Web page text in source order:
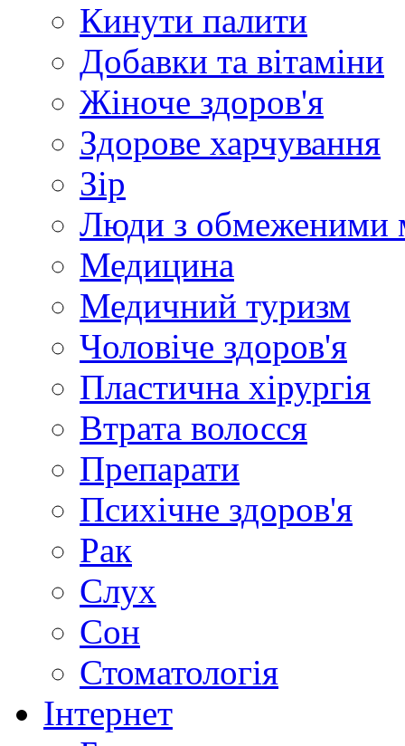
Кинути палити
Добавки та вітаміни
Жіноче здоров'я
Здорове харчування
Зір
Люди з обмеженими
Медицина
Медичний туризм
Чоловіче здоров'я
Пластична хірургія
Втрата волосся
Препарати
Психічне здоров'я
Рак
Слух
Сон
Стоматологія
Інтернет